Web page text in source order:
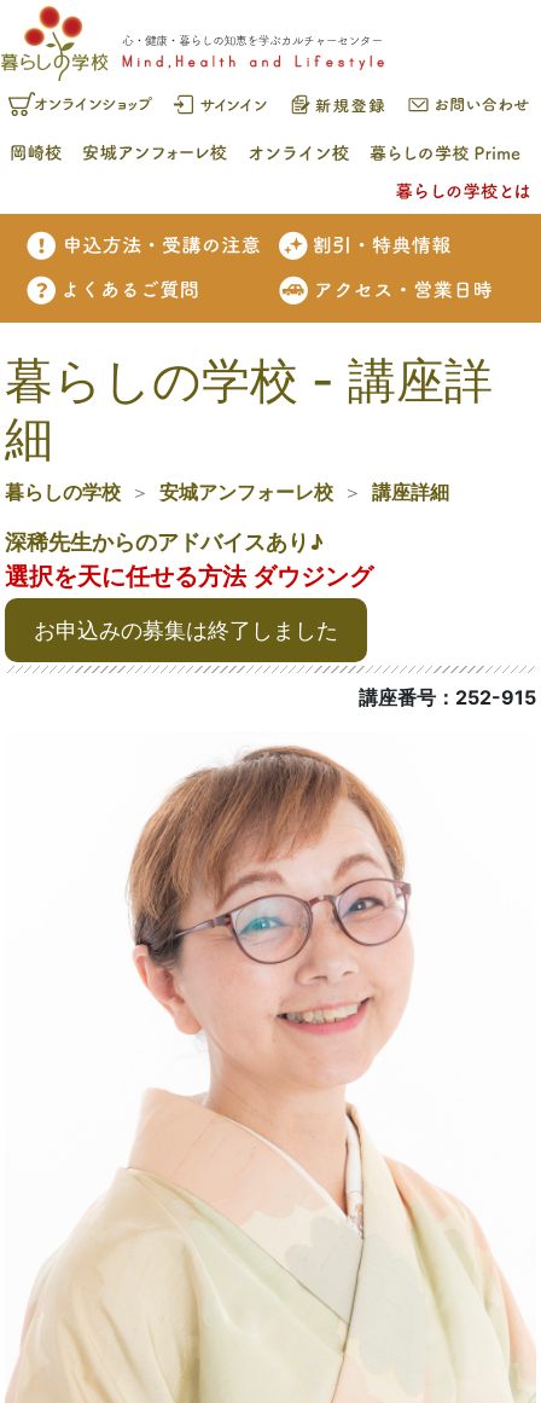
暮らしの学校 - 講座詳
細
暮らしの学校 安城アンフォーレ校 講座詳細
深稀先生からのアドバイスあり♪
選択を天に任せる方法 ダウジング
お申込みの募集は終了しました
講座番号：252-915